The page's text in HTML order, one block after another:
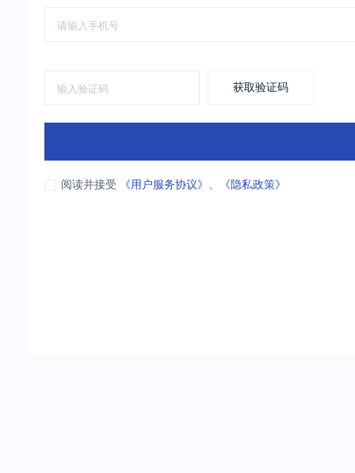
获取验证码
阅读并接受 《用户服务协议》 、 《隐私政策》